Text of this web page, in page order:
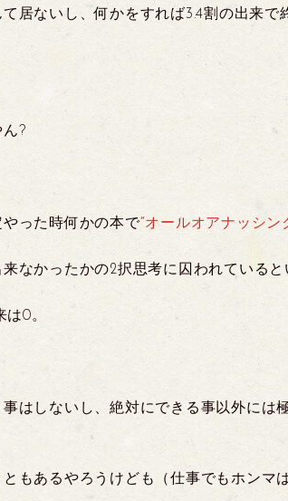
居ないし、何かをすれば3.4割の出来で
?
った時何かの本で“オールオアナッシン
なかったかの2択思考に囚われていると
0。
はしないし、絶対にできる事以外には
もあるやろうけども（仕事でもホンマ